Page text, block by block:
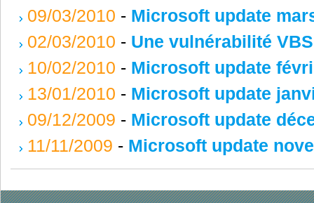
09/03/2010 - Microsoft update
02/03/2010 - Une vulnérabilité
10/02/2010 - Microsoft update
13/01/2010 - Microsoft update
09/12/2009 - Microsoft update
11/11/2009 - Microsoft update